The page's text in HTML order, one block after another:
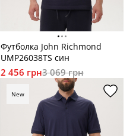
Футболка John Richmond
UMP26038TS син
2 456 грн3 069 грн
New